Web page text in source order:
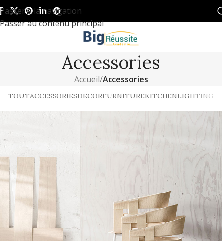
Passer à la navigation
Passer au contenu principal
Accessories
Accueil/Accessories
TOUTACCESSORIESDECORFURNITUREKITCHENLIGHTING